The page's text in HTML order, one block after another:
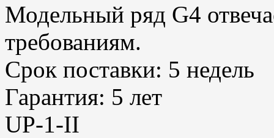
Модельный ряд G4
требованиям.
Срок поставки: 5 недель
Гарантия: 5 лет
UP-1-II